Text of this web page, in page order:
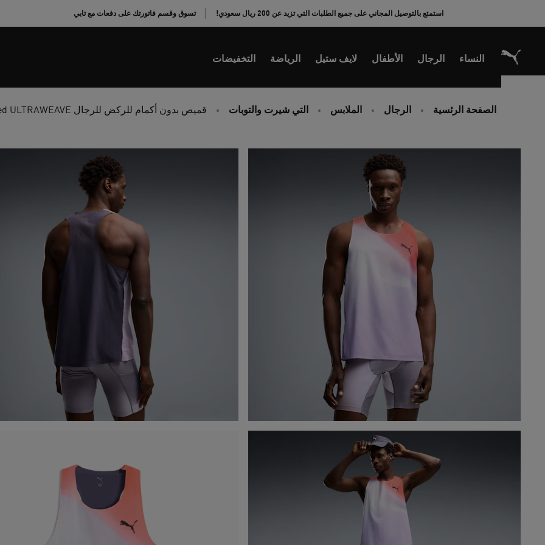
استمتع بالتوصيل المجاني على جميع الطلبات التي تزيد عن 200 ريال سعودي! تسوق وقسم فاتورتك على دفعات مع تابي
النساء الرجال الأطفال لايف ستيل الرياضة التخفيضات
الصفحة الرئسية الرجال الملابس التي شيرت والتوبات قميص بدون أكمام للركض للرجال Lightspeed ULTRAWEAVE مزين برسومات